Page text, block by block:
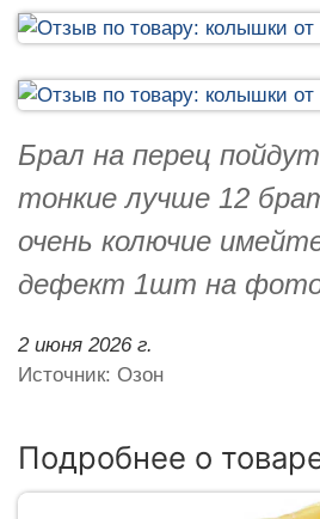
Брал на перец
тонкие лучше 12
очень колючие
дефект 1шт на
2 июня 2026 г.
Источник: Озон
Подробнее о